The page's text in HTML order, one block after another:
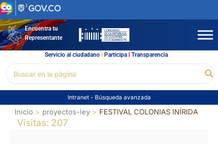
Ir
al
contenidoEncuentra tu
Representante
Servicio al ciudadano l Participal Transparencia
por:
Intranet - Búsqueda avanzada
Inicio proyectos-ley FESTIVAL COLONIAS INÍRIDA
Visitas: 207